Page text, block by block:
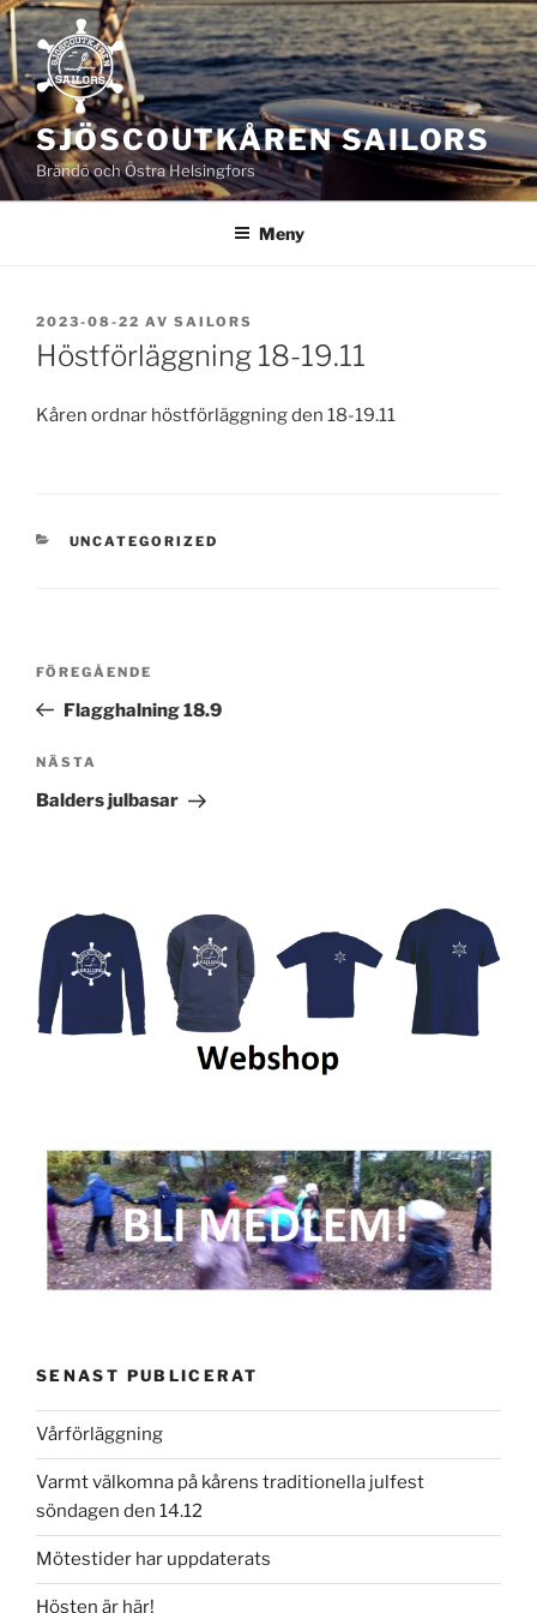
Hoppa
till
innehåll
SJÖSCOUTKÅREN SAILORS
Brändö och Östra Helsingfors
Meny
PUBLICERAT
2023-08-22 AV SAILORS
Höstförläggning 18-19.11
Kåren ordnar höstförläggning den 18-19.11
KATEGORIER
UNCATEGORIZED
Inläggsnavigering
Föregående
inlägg
FÖREGÅENDE
Flagghalning 18.9
Nästa
inlägg
NÄSTA
Balders julbasar
SENAST PUBLICERAT
Vårförläggning
Varmt välkomna på kårens traditionella julfest
söndagen den 14.12
Mötestider har uppdaterats
Hösten är här!